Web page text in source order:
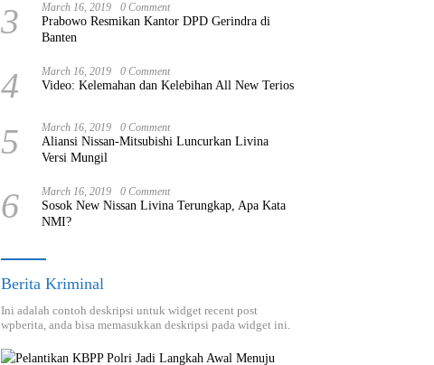
3 March 16, 2019 0 Comment
Prabowo Resmikan Kantor DPD Gerindra di
Banten
4 March 16, 2019 0 Comment
Video: Kelemahan dan Kelebihan All New Terios
5 March 16, 2019 0 Comment
Aliansi Nissan-Mitsubishi Luncurkan Livina
Versi Mungil
6 March 16, 2019 0 Comment
Sosok New Nissan Livina Terungkap, Apa Kata
NMI?
Berita Kriminal
Ini adalah contoh deskripsi untuk widget recent post
wpberita, anda bisa memasukkan deskripsi pada widget ini.